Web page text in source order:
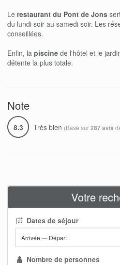
Le restaurant du Pont de Jons
du lundi soir au samedi soir. Les
conseillées.
Enfin, la piscine de l'hôtel et le
détente la plus totale.
Note
8.3 Très bien (Basé sur287 avis
Votre
Dates de séjour
Arrivée — Départ
Nombre de personnes